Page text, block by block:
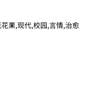
果,现代,校园,言情,治愈